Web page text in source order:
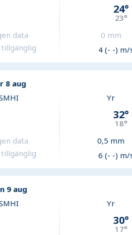
data
24°
23°
0 mm
4 (- -) m/
8 aug
data
Yr
32°
18°
0,5 mm
6 (- -) m/
9 aug
Yr
30°
17°